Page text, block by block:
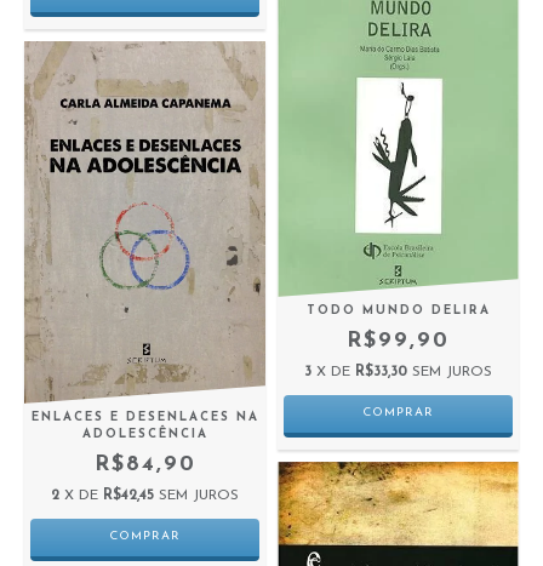
ENLACES E DESENLACES NA
ADOLESCÊNCIA
R$84,90
2 X DE R$42,45 SEM JUROS
TODO MUNDO DELIRA
R$99,90
3 X DE R$33,30 SEM JUROS